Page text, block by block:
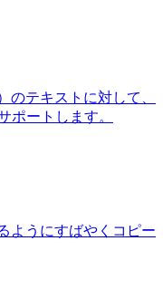
のテキストに対して、
ポートします。
ようにすばやくコピー